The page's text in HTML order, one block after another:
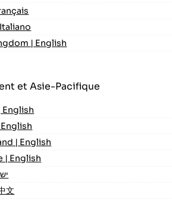
| English
et Asie-Pacifique
English
| English
| English
文